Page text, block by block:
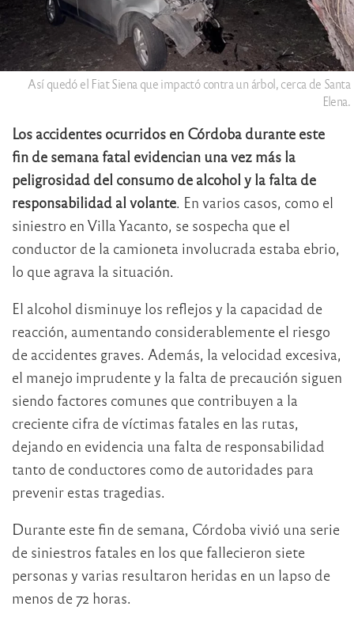
Así quedó el Fiat Siena que impactó contra un árbol, cerca de Santa
Elena.
Los accidentes ocurridos en Córdoba durante este
fin de semana fatal evidencian una vez más la
peligrosidad del consumo de alcohol y la falta de
responsabilidad al volante. En varios casos, como el
siniestro en Villa Yacanto, se sospecha que el
conductor de la camioneta involucrada estaba ebrio,
lo que agrava la situación.
El alcohol disminuye los reflejos y la capacidad de
reacción, aumentando considerablemente el riesgo
de accidentes graves. Además, la velocidad excesiva,
el manejo imprudente y la falta de precaución siguen
siendo factores comunes que contribuyen a la
creciente cifra de víctimas fatales en las rutas,
dejando en evidencia una falta de responsabilidad
tanto de conductores como de autoridades para
prevenir estas tragedias.
Durante este fin de semana, Córdoba vivió una serie
de siniestros fatales en los que fallecieron siete
personas y varias resultaron heridas en un lapso de
menos de 72 horas.